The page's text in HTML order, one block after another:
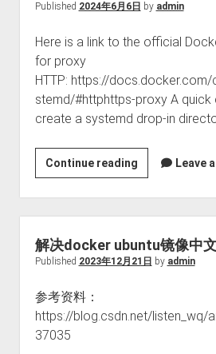
Published 2024年6月6日 by admin
Here is a link to the official
for proxy
HTTP: https://
stemd/#httphttps-proxy A quick
create a systemd drop-in
Continue reading操
作
系
统
代
理
给
Leave
解决docker ubuntu镜像中
Published 2023年12月21日 by admin
参考资料：
https://blog.csdn.net/listen_wq/
37035